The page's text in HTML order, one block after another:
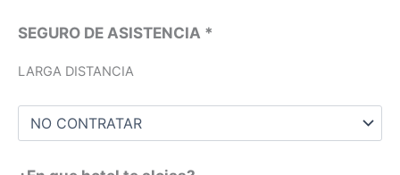
SEGURO DE ASISTENCIA *
LARGA DISTANCIA